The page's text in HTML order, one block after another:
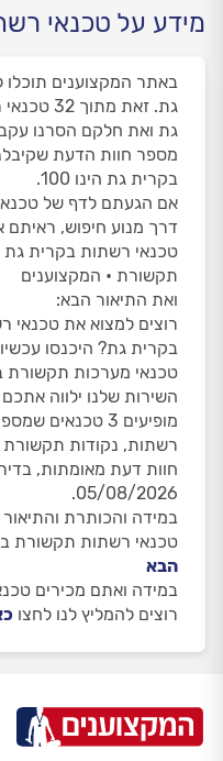
מידע על טכנאי
גת. זאת
גת ואת חלקם הסרנו
מספר חוות הדעת
בקרית גת הינו 100.
אם הגעתם לדף של
דרך מנוע חיפוש,
טכנאי רשתות בקרית
תקשורת • המקצוענים
ואת התיאור הבא:
רוצים למצוא את טכנאי
בקרית גת? היכנסו
טכנאי מערכות תקשורת
השירות שלנו ילווה
מופיעים 3
05/08/2026.
במידה והכותרת
טכנאי רשתות תקשורת
הבא
במידה ואתם מכירים
רוצים להמליץ לנו לחצו